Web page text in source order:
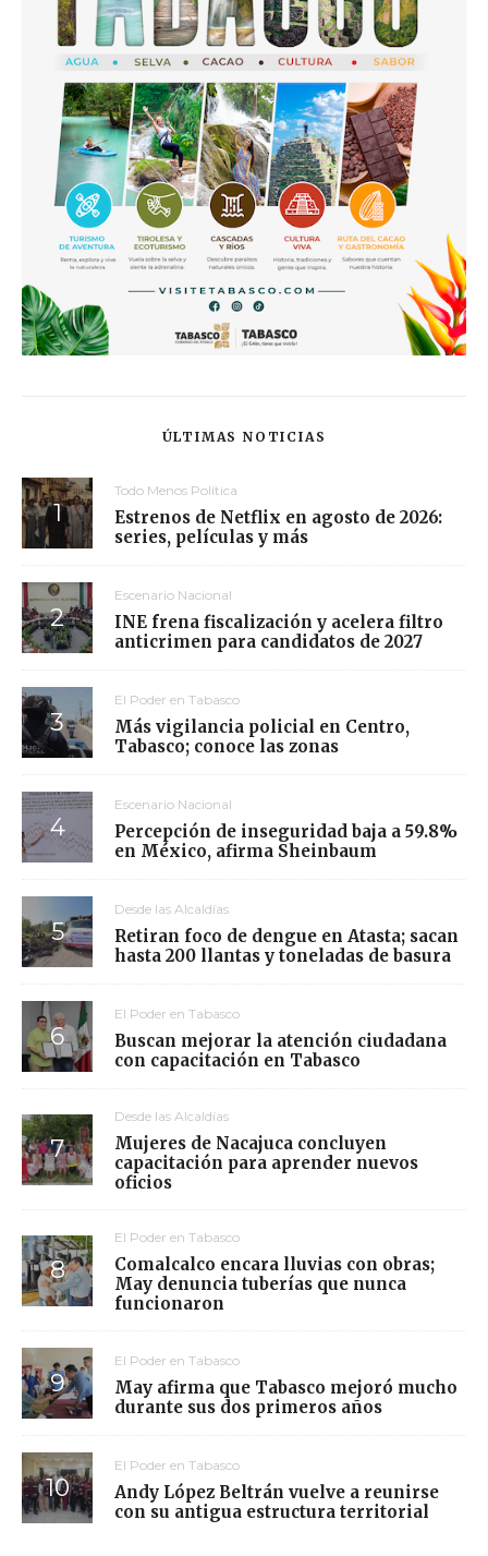
ÚLTIMAS NOTICIAS
Todo Menos Política
Estrenos de Netflix en agosto de 2026:
series, películas y más
Escenario Nacional
INE frena fiscalización y acelera filtro
anticrimen para candidatos de 2027
El Poder en Tabasco
Más vigilancia policial en Centro,
Tabasco; conoce las zonas
Escenario Nacional
Percepción de inseguridad baja a 59.8%
en México, afirma Sheinbaum
Desde las Alcaldías
Retiran foco de dengue en Atasta; sacan
hasta 200 llantas y toneladas de basura
El Poder en Tabasco
Buscan mejorar la atención ciudadana
con capacitación en Tabasco
Desde las Alcaldías
Mujeres de Nacajuca concluyen
capacitación para aprender nuevos
oficios
El Poder en Tabasco
Comalcalco encara lluvias con obras;
May denuncia tuberías que nunca
funcionaron
El Poder en Tabasco
May afirma que Tabasco mejoró mucho
durante sus dos primeros años
El Poder en Tabasco
Andy López Beltrán vuelve a reunirse
con su antigua estructura territorial